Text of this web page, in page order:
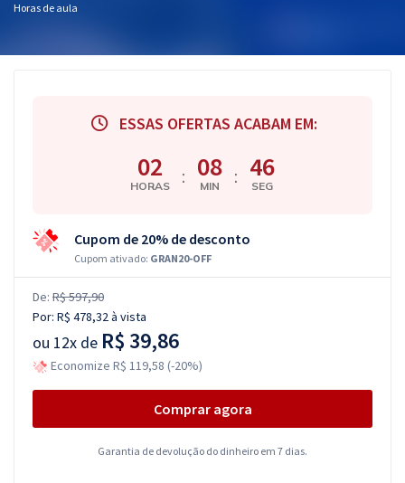
Aprovados
Horas de aula
ESSAS OFERTAS ACABAM EM:
02
HORAS : 08
MIN : 45
SEG
Cupom de 20% de desconto
Cupom ativado: GRAN20-OFF
De: R$ 597,90
Por: R$ 478,32à vista
ou 12x de R$ 39,86
Economize R$ 119,58 (-20%)
Comprar agora
Garantia de devolução do dinheiro em 7 dias.